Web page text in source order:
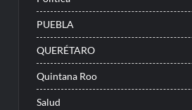
PUEBLA
QUERÉTARO
Quintana Roo
Salud